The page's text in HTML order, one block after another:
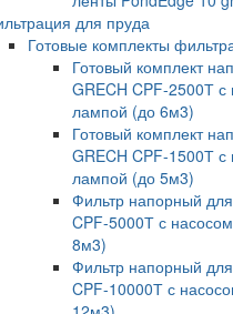
для пруда
Готовые комплекты
Готовый комплект
GRECH CPF-2500Т
лампой (до 6м3)
Готовый комплект
GRECH CPF-1500Т
лампой (до 5м3)
Фильтр напорный
CPF-5000Т с
8м3)
Фильтр напорный
CPF-10000Т с